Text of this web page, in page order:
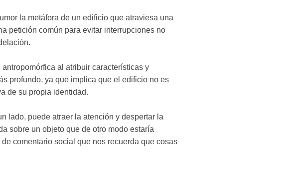
la metáfora de un edificio que atraviesa una
petición común para evitar interrupciones no
al atribuir características y
profundo, ya que implica que el edificio no es
de su propia identidad.
lado, puede atraer la atención y despertar la
sobre un objeto que de otro modo estaría
comentario social que nos recuerda que cosas